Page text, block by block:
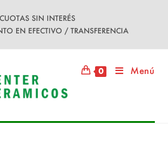
SIN INTERÉS
EN EFECTIVO / TRANSFERENCIA
0 Menú